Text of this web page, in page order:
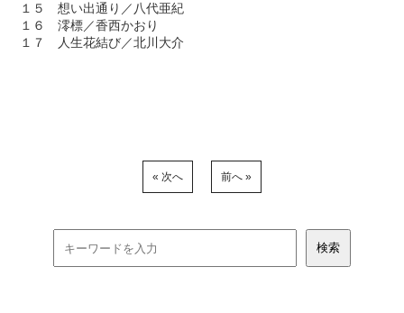
１５ 想い出通り／八代亜紀
１６ 澪標／香西かおり
１７ 人生花結び／北川大介
« 次へ 前へ »